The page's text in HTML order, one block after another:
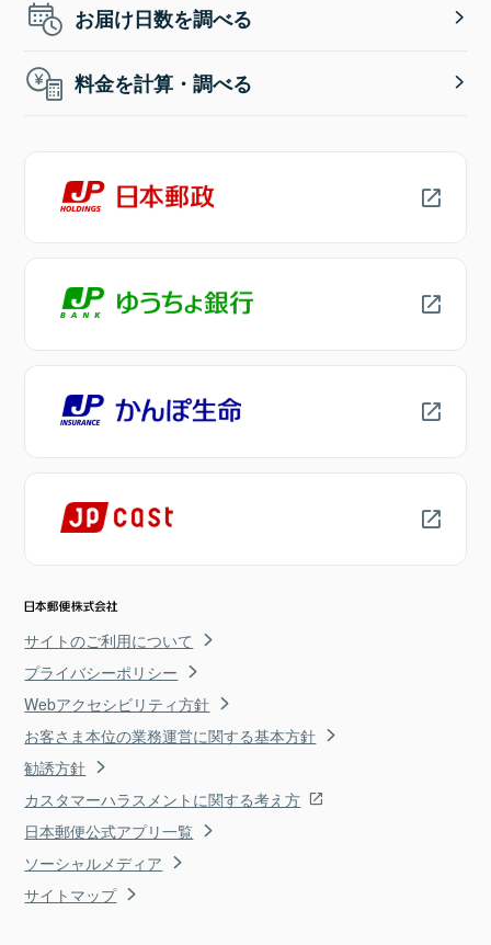
お届け日数を調べる
料金を計算・調べる
サイトのご利用について
プライバシーポリシー
Webアクセシビリティ方針
お客さま本位の業務運営に関する基本方針
勧誘方針
カスタマーハラスメントに関する考え方
日本郵便公式アプリ一覧
ソーシャルメディア
サイトマップ